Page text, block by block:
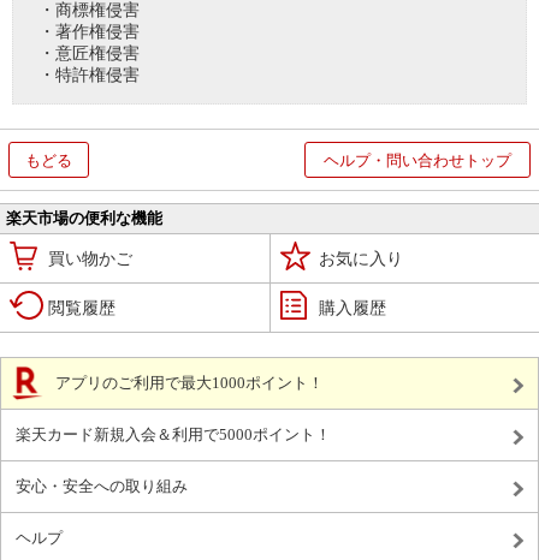
・商標権侵害
・著作権侵害
・意匠権侵害
・特許権侵害
もどる ヘルプ・問い合わせトップ
楽天市場の便利な機能
買い物かご お気に入り
閲覧履歴 購入履歴
アプリのご利用で最大1000ポイント！
楽天カード新規入会＆利用で5000ポイント！
安心・安全への取り組み
ヘルプ